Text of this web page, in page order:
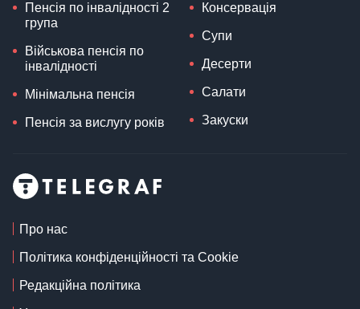
Пенсія по інвалідності 2
група
Військова пенсія по
інвалідності
Мінімальна пенсія
Пенсія за вислугу років
Консервація
Супи
Десерти
Салати
Закуски
Про нас
Політика конфіденційності та Cookie
Редакційна політика